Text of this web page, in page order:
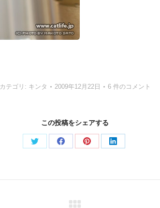
カテゴリ: キンタ 2009年12月22日 6 件のコメント
この投稿をシェアする
Share
Share
Share
Share